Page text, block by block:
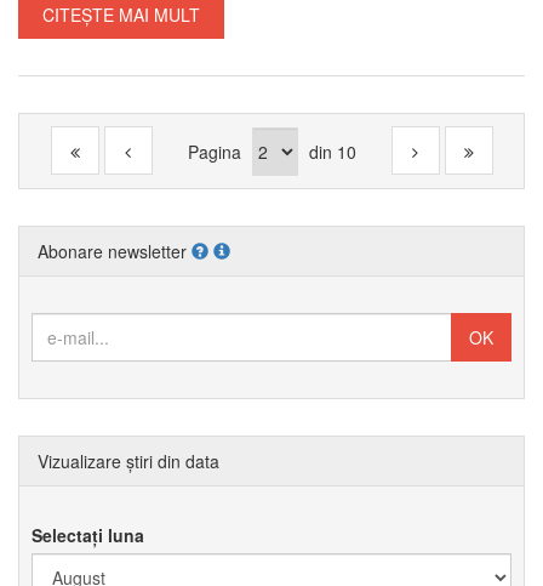
CITEȘTE MAI MULT
Pagina din 10
Abonare newsletter
Vizualizare știri din data
Selectați luna